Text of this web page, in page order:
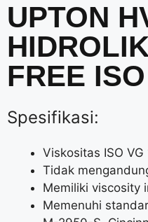
UPTON
FREE
Spesifikasi:
Viskositas ISO VG
Tidak
Memiliki viscosity
Memenuhi